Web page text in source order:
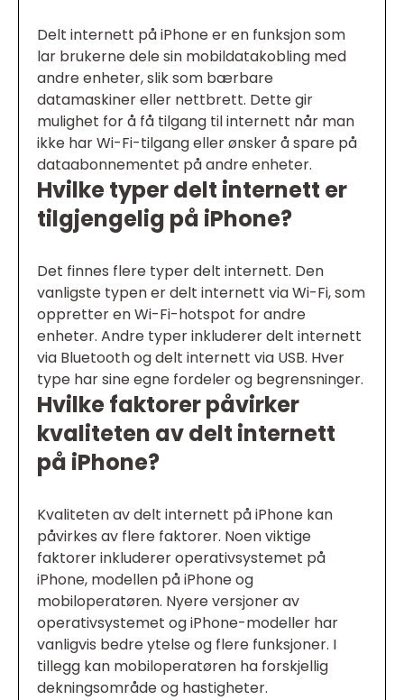
Delt internett på iPhone er en funksjon som
lar brukerne dele sin mobildatakobling med
andre enheter, slik som bærbare
datamaskiner eller nettbrett. Dette gir
mulighet for å få tilgang til internett når man
ikke har Wi-Fi-tilgang eller ønsker å spare på
dataabonnementet på andre enheter.
Hvilke typer delt internett er
tilgjengelig på iPhone?
Det finnes flere typer delt internett. Den
vanligste typen er delt internett via Wi-Fi, som
oppretter en Wi-Fi-hotspot for andre
enheter. Andre typer inkluderer delt internett
via Bluetooth og delt internett via USB. Hver
type har sine egne fordeler og begrensninger.
Hvilke faktorer påvirker
kvaliteten av delt internett
på iPhone?
Kvaliteten av delt internett på iPhone kan
påvirkes av flere faktorer. Noen viktige
faktorer inkluderer operativsystemet på
iPhone, modellen på iPhone og
mobiloperatøren. Nyere versjoner av
operativsystemet og iPhone-modeller har
vanligvis bedre ytelse og flere funksjoner. I
tillegg kan mobiloperatøren ha forskjellig
dekningsområde og hastigheter.